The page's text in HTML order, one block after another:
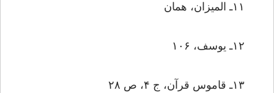
۱۱ـ المیزان، همان
۱۲ـ یوسف، ۱۰۶
۱۳ـ قاموس قرآن، ج ۴، ص ۲۸